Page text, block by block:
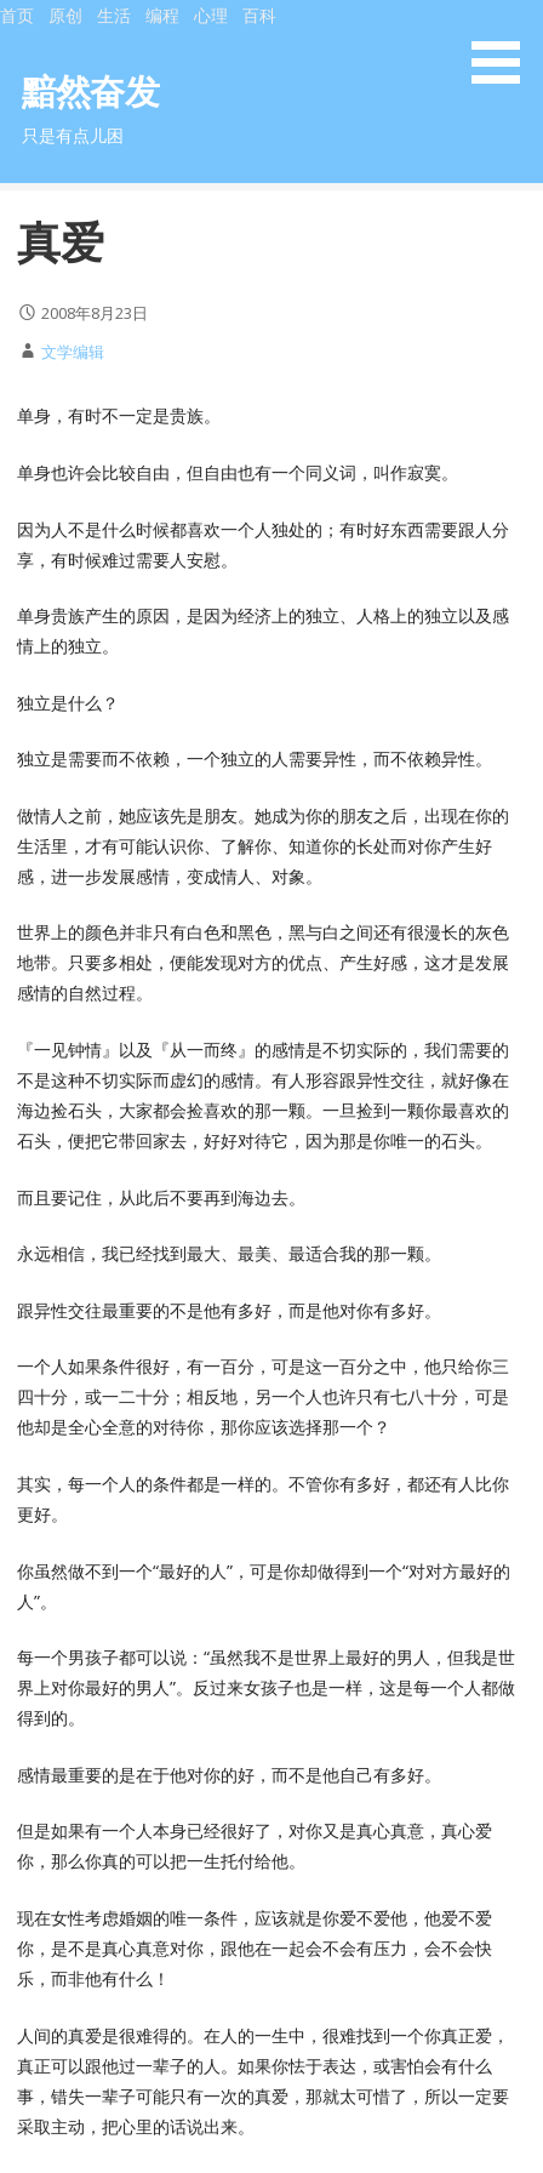
S
首页 原创 生活 编程 心理 百科
黯然奋发
只是有点儿困
真爱
2008年8月23日
文学编辑
单身，有时不一定是贵族。
单身也许会比较自由，但自由也有一个同义词，叫作寂寞。
因为人不是什么时候都喜欢一个人独处的；有时好东西需要跟人分
享，有时候难过需要人安慰。
单身贵族产生的原因，是因为经济上的独立、人格上的独立以及感
情上的独立。
独立是什么？
独立是需要而不依赖，一个独立的人需要异性，而不依赖异性。
做情人之前，她应该先是朋友。她成为你的朋友之后，出现在你的
生活里，才有可能认识你、了解你、知道你的长处而对你产生好
感，进一步发展感情，变成情人、对象。
世界上的颜色并非只有白色和黑色，黑与白之间还有很漫长的灰色
地带。只要多相处，便能发现对方的优点、产生好感，这才是发展
感情的自然过程。
『一见钟情』以及『从一而终』的感情是不切实际的，我们需要的
不是这种不切实际而虚幻的感情。有人形容跟异性交往，就好像在
海边捡石头，大家都会捡喜欢的那一颗。一旦捡到一颗你最喜欢的
石头，便把它带回家去，好好对待它，因为那是你唯一的石头。
而且要记住，从此后不要再到海边去。
永远相信，我已经找到最大、最美、最适合我的那一颗。
跟异性交往最重要的不是他有多好，而是他对你有多好。
一个人如果条件很好，有一百分，可是这一百分之中，他只给你三
四十分，或一二十分；相反地，另一个人也许只有七八十分，可是
他却是全心全意的对待你，那你应该选择那一个？
其实，每一个人的条件都是一样的。不管你有多好，都还有人比你
更好。
你虽然做不到一个“最好的人”，可是你却做得到一个“对对方最好的
人”。
每一个男孩子都可以说：“虽然我不是世界上最好的男人，但我是世
界上对你最好的男人”。反过来女孩子也是一样，这是每一个人都做
得到的。
感情最重要的是在于他对你的好，而不是他自己有多好。
但是如果有一个人本身已经很好了，对你又是真心真意，真心爱
你，那么你真的可以把一生托付给他。
现在女性考虑婚姻的唯一条件，应该就是你爱不爱他，他爱不爱
你，是不是真心真意对你，跟他在一起会不会有压力，会不会快
乐，而非他有什么！
人间的真爱是很难得的。在人的一生中，很难找到一个你真正爱，
真正可以跟他过一辈子的人。如果你怯于表达，或害怕会有什么
事，错失一辈子可能只有一次的真爱，那就太可惜了，所以一定要
采取主动，把心里的话说出来。